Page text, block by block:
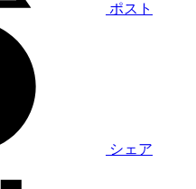
ポスト
シェア